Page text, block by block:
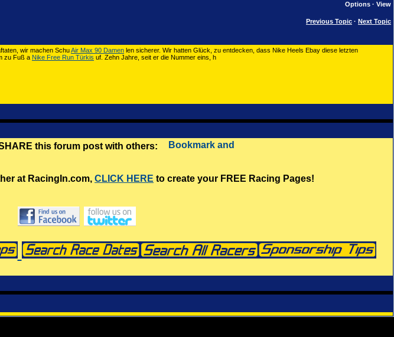
Options · View
Previous Topic · Next Topic
wir machen SchuAir Max 90 Damen len sicherer. Wir hatten Glück, zu entdecken, dass Nike Heels Ebay diese letzten
zu Fuß a Nike Free Run Türkis uf. Zehn Jahre, seit er die Nummer eins, h
this forum post with others:
at RacingIn.com, CLICK HERE to create your FREE Racing Pages!